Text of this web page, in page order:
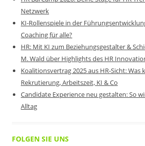
Netzwerk
KI-Rollenspiele in der
Coaching für alle?
HR: Mit KI zum Beziehungsgestalter &
M. Wald über Highlights des HR
Koalitionsvertrag 2025 aus HR-Sicht: Was
Rekrutierung, Arbeitszeit, KI & Co
Candidate Experience neu gestalten: So
Alltag
FOLGEN SIE UNS